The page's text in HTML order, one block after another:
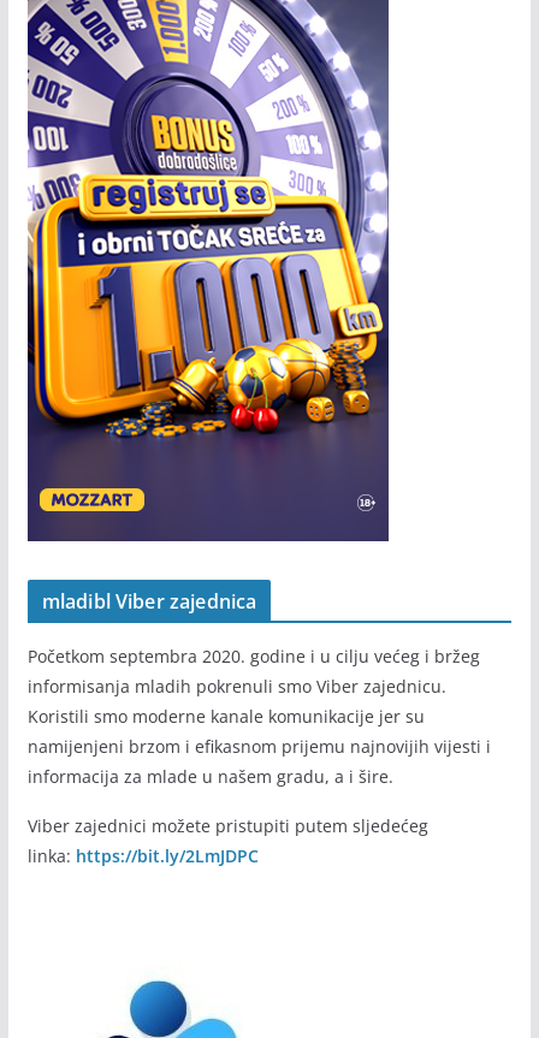
mladibl Viber zajednica
Početkom septembra 2020. godine i u cilju većeg i bržeg
informisanja mladih pokrenuli smo Viber zajednicu.
Koristili smo moderne kanale komunikacije jer su
namijenjeni brzom i efikasnom prijemu najnovijih vijesti i
informacija za mlade u našem gradu, a i šire.
Viber zajednici možete pristupiti putem sljedećeg
linka: https://bit.ly/2LmJDPC